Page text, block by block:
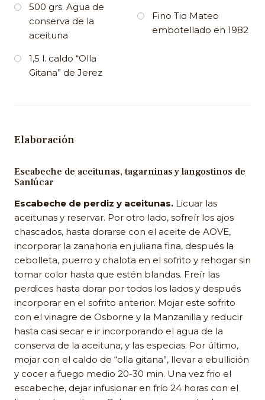
500 grs. Agua de
conserva de la
aceituna
1,5 l. caldo “Olla
Gitana” de Jerez
Fino Tio Mateo
embotellado en 1982
Elaboración
Escabeche de aceitunas, tagarninas y langostinos de
Sanlúcar
Escabeche de perdiz y aceitunas. Licuar las
aceitunas y reservar. Por otro lado, sofreír los ajos
chascados, hasta dorarse con el aceite de AOVE,
incorporar la zanahoria en juliana fina, después la
cebolleta, puerro y chalota en el sofrito y rehogar sin
tomar color hasta que estén blandas. Freír las
perdices hasta dorar por todos los lados y después
incorporar en el sofrito anterior. Mojar este sofrito
con el vinagre de Osborne y la Manzanilla y reducir
hasta casi secar e ir incorporando el agua de la
conserva de la aceituna, y las especias. Por último,
mojar con el caldo de “olla gitana”, llevar a ebullición
y cocer a fuego medio 20-30 min. Una vez frio el
escabeche, dejar infusionar en frío 24 horas con el